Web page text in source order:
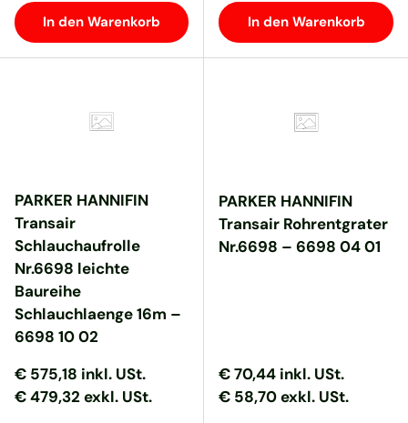
In den Warenkorb In den Warenkorb
PARKER HANNIFIN
Transair
Schlauchaufrolle
Nr.6698 leichte
Baureihe
Schlauchlaenge 16m –
6698 10 02
Normaler Preis
Normaler Preis
€ 575,18 inkl. USt.
€ 479,32 exkl. USt.
PARKER HANNIFIN
Transair Rohrentgrater
Nr.6698 – 6698 04 01
Normaler Preis
Normaler Preis
€ 70,44 inkl. USt.
€ 58,70 exkl. USt.